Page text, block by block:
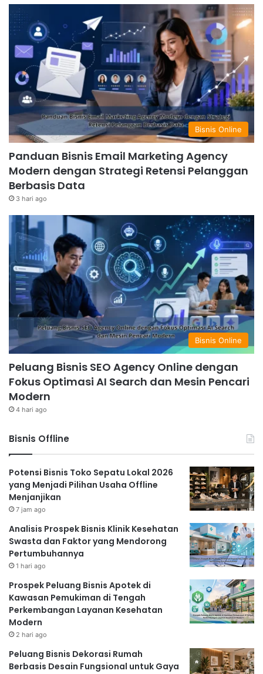
Bisnis Online
Panduan Bisnis Email Marketing Agency
Modern dengan Strategi Retensi Pelanggan
Berbasis Data
3 hari ago
Bisnis Online
Peluang Bisnis SEO Agency Online dengan
Fokus Optimasi AI Search dan Mesin Pencari
Modern
4 hari ago
Bisnis Offline
Potensi Bisnis Toko Sepatu Lokal 2026
yang Menjadi Pilihan Usaha Offline
Menjanjikan
7 jam ago
Analisis Prospek Bisnis Klinik Kesehatan
Swasta dan Faktor yang Mendorong
Pertumbuhannya
1 hari ago
Prospek Peluang Bisnis Apotek di
Kawasan Pemukiman di Tengah
Perkembangan Layanan Kesehatan
Modern
2 hari ago
Peluang Bisnis Dekorasi Rumah
Berbasis Desain Fungsional untuk Gaya